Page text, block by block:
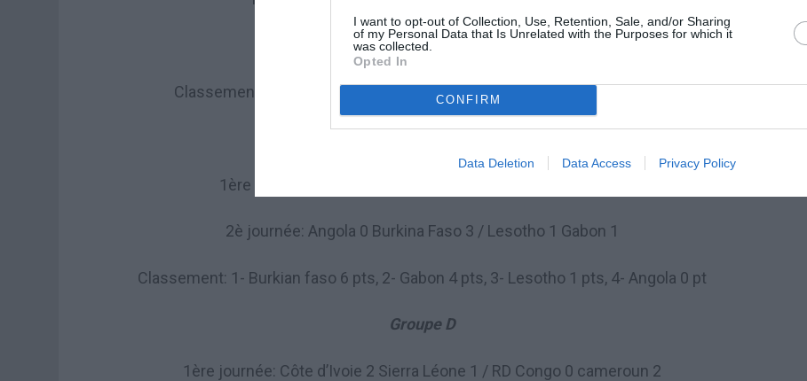
I want to opt-out of Collection, Use, Retention, Sale, and/or Sharing
of my Personal Data that Is Unrelated with the Purposes for which it
was collected.
Opted In
CONFIRM
Data Deletion Data Access Privacy Policy
2è journée: Algérie 1 Mali 0 / Malawi 3 Ethiopie 2
Classement: 1- Algérie 6 pts, 2- Mali 3 pts, 3- Malawi 3 pts, Ethiopie 0 pt
1ère journée: Burkina faso 2 Lesotho 0 / Gabon 1 Angola 0
2è journée: Angola 0 Burkina Faso 3 / Lesotho 1 Gabon 1
Classement: 1- Burkian faso 6 pts, 2- Gabon 4 pts, 3- Lesotho 1 pts, 4- Angola 0 pt
Groupe D
1ère journée: Côte d’Ivoie 2 Sierra Léone 1 / RD Congo 0 cameroun 2